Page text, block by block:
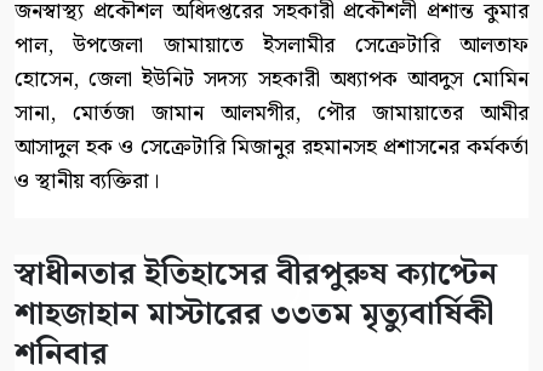
জনস্বাস্থ্য প্রকৌশল অধিদপ্তরের সহকারী প্রকৌশলী প্রশান্ত কুমার
পাল, উপজেলা জামায়াতে ইসলামীর সেক্রেটারি আলতাফ
হোসেন, জেলা ইউনিট সদস্য সহকারী অধ্যাপক আবদুস মোমিন
সানা, মোর্তজা জামান আলমগীর, পৌর জামায়াতের আমীর
আসাদুল হক ও সেক্রেটারি মিজানুর রহমানসহ প্রশাসনের কর্মকর্তা
ও স্থানীয় ব্যক্তিরা।
স্বাধীনতার ইতিহাসের বীরপুরুষ ক্যাপ্টেন
শাহজাহান মাস্টারের ৩৩তম মৃত্যুবার্ষিকী
শনিবার